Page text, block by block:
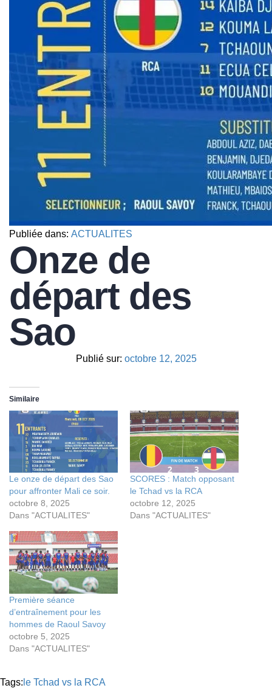
Publiée dans: ACTUALITES
Onze de
départ des
Sao
Publié sur: octobre 12, 2025
Similaire
Le onze de départ des Sao
pour affronter Mali ce soir.
octobre 8, 2025
Dans "ACTUALITES"
SCORES : Match opposant
le Tchad vs la RCA
octobre 12, 2025
Dans "ACTUALITES"
Première séance
d’entraînement pour les
hommes de Raoul Savoy
octobre 5, 2025
Dans "ACTUALITES"
Tags: le Tchad vs la RCA